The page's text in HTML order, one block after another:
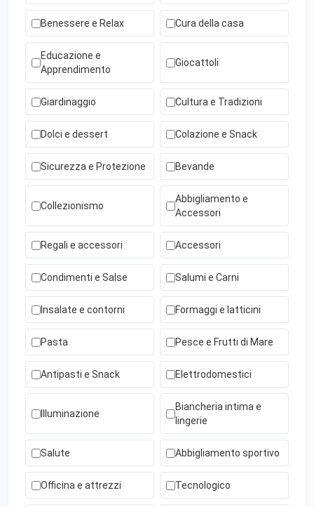
Benessere e Relax Cura della casa
Educazione e
Apprendimento
Giocattoli
Giardinaggio Cultura e Tradizioni
Dolci e dessert Colazione e Snack
Sicurezza e Protezione Bevande
Collezionismo
Abbigliamento e
Accessori
Regali e accessori Accessori
Condimenti e Salse Salumi e Carni
Insalate e contorni Formaggi e latticini
Pasta Pesce e Frutti di Mare
Antipasti e Snack Elettrodomestici
Illuminazione
Biancheria intima e
lingerie
Salute Abbigliamento sportivo
Officina e attrezzi Tecnologico